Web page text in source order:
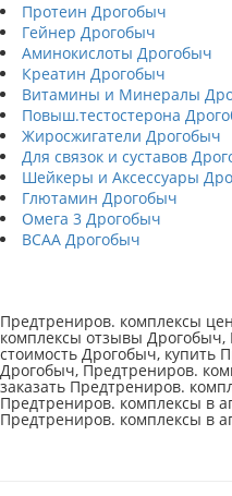
Протеин Дрогобыч
Гейнер Дрогобыч
Аминокислоты Дрогобыч
Креатин Дрогобыч
Витамины и Минералы
Повыш.тестостерона
Жиросжигатели Дрогобыч
Для связок и суставов
Шейкеры и Аксессуары
Глютамин Дрогобыч
Омега 3 Дрогобыч
BCAA Дрогобыч
Предтрениров. комплексы
комплексы отзывы
стоимость Дрогобыч, купить
Дрогобыч, Предтрениров.
заказать Предтрениров.
Предтрениров. комплексы в
Предтрениров. комплексы в